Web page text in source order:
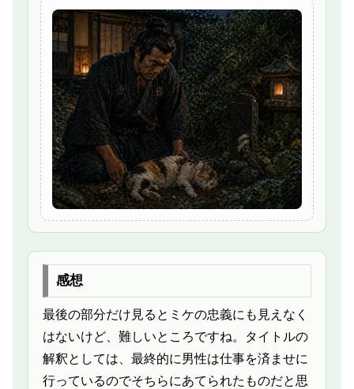
感想
最後の部分だけ見るとミケの忠義にも見えなく
はないけど、難しいところですね。タイトルの
解釈としては、最終的に男性は仕事を済ませに
行っているのでそちらにあてられたものだと思